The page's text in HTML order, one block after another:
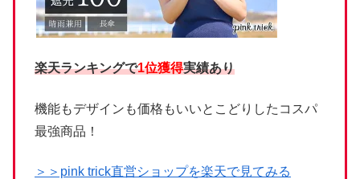
楽天ランキングで1位獲得実績あり
機能もデザインも価格もいいとこどりしたコスパ
最強商品！
＞＞pink trick直営ショップを楽天で見てみる